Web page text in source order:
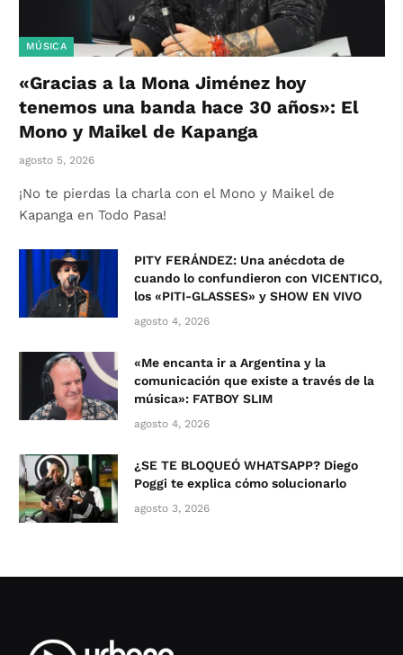
MÚSICA
«Gracias a la Mona Jiménez hoy
tenemos una banda hace 30 años»: El
Mono y Maikel de Kapanga
agosto 5, 2026
¡No te pierdas la charla con el Mono y Maikel de
Kapanga en Todo Pasa!
PITY FERÁNDEZ: Una anécdota de
cuando lo confundieron con VICENTICO,
los «PITI-GLASSES» y SHOW EN VIVO
agosto 4, 2026
«Me encanta ir a Argentina y la
comunicación que existe a través de la
música»: FATBOY SLIM
agosto 4, 2026
¿SE TE BLOQUEÓ WHATSAPP? Diego
Poggi te explica cómo solucionarlo
agosto 3, 2026